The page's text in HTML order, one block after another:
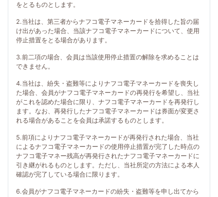
をとるものとします。
2.当社は、第三者からナフコ電子マネーカードを拾得した旨の届
け出があった場合、当該ナフコ電子マネーカードについて、使用
停止措置をとる場合があります。
3.前二項の場合、会員は当該使用停止措置の解除を求めることは
できません。
4.当社は、紛失・盗難等によりナフコ電子マネーカードを喪失し
た場合、会員がナフコ電子マネーカードの再発行を希望し、当社
がこれを認めた場合に限り、ナフコ電子マネーカードを再発行し
ます。なお、再発行したナフコ電子マネーカードは券面が変更さ
れる場合があることを会員は承諾するものとします。
5.前項によりナフコ電子マネーカードが再発行された場合、当社
によるナフコ電子マネーカードの使用停止措置が完了した時点の
ナフコ電子マネー残高が再発行されたナフコ電子マネーカードに
引き継がれるものとします。ただし、当社所定の方法による本人
確認が完了している場合に限ります。
6.会員がナフコ電子マネーカードの紛失・盗難等を申し出てから